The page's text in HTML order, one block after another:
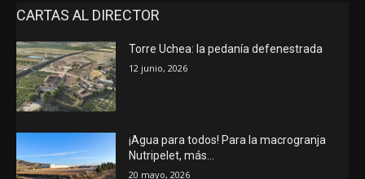
CARTAS AL DIRECTOR
Torre Uchea: la pedanía defenestrada
12 junio, 2026
¡Agua para todos! Para la macrogranja
Nutripelet, más…
20 mayo, 2026